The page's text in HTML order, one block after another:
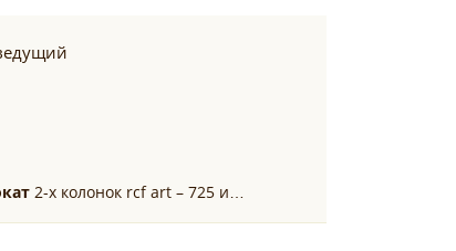
2-х колонок rcf art – 725 и…